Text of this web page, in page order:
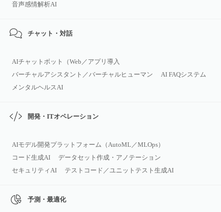
音声感情解析AI
チャット・対話
AIチャットボット（Web／アプリ導入
バーチャルアシスタント／バーチャルヒューマン
AI FAQシステム
メンタルヘルスAI
開発・ITオペレーション
AIモデル開発プラットフォーム（AutoML／MLOps）
コード生成AI
データセット作成・アノテーション
セキュリティAI
テストコード／ユニットテスト生成AI
予測・最適化